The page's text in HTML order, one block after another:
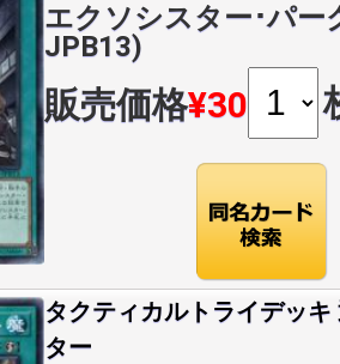
エクソシスター･パー
JPB13)
販売価格¥30
タクティカルトライデッ
ター